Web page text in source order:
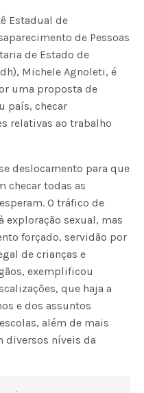
Estadual de
de Pessoas
de Estado de
Michele Agnoleti, é
uma proposta de
país, checar
relativas ao trabalho
deslocamento para que
checar todas as
O tráfico de
exploração sexual, mas
forçado, servidão por
de crianças e
exemplificou
que haja a
e dos assuntos
além de mais
diversos níveis da